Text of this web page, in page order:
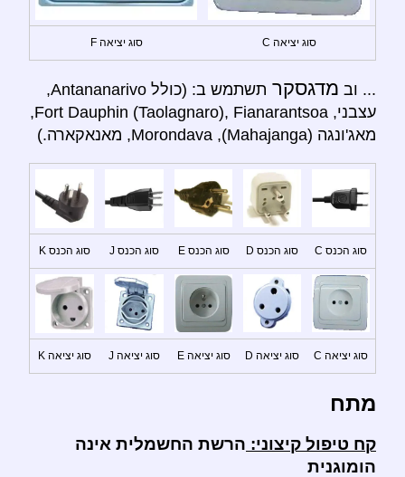
סוג יציאה C סוג יציאה F
... וב מדגסקר
תשתמש ב: (כולל Antananarivo,
עצבני, Fort Dauphin (Taolagnaro), Fianarantsoa,
מאג'ונגה (Mahajanga), Morondava, מאנאקארה.)
סוג הכנס C סוג הכנס D סוג הכנס E סוג הכנס J סוג הכנס K
סוג יציאה C סוג יציאה D סוג יציאה E סוג יציאה J סוג יציאה K
מתח
קח טיפול קיצוני: הרשת החשמלית אינה
הומוגנית